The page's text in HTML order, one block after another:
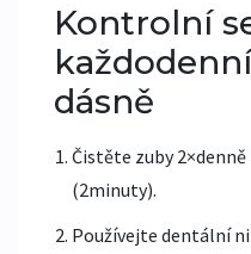
Kontrolní
dásně
Čistěte zuby
(2minuty).
Používejte dentální